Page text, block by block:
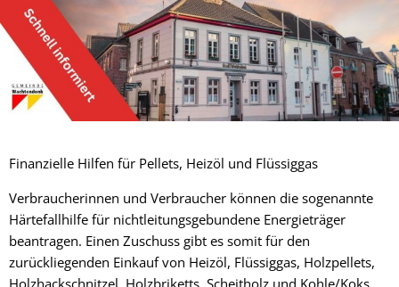
Finanzielle Hilfen für Pellets, Heizöl und Flüssiggas
Verbraucherinnen und Verbraucher können die sogenannte
Härtefallhilfe für nichtleitungsgebundene Energieträger
beantragen. Einen Zuschuss gibt es somit für den
zurückliegenden Einkauf von Heizöl, Flüssiggas, Holzpellets,
Holzhackschnitzel, Holzbriketts, Scheitholz und Kohle/Koks,